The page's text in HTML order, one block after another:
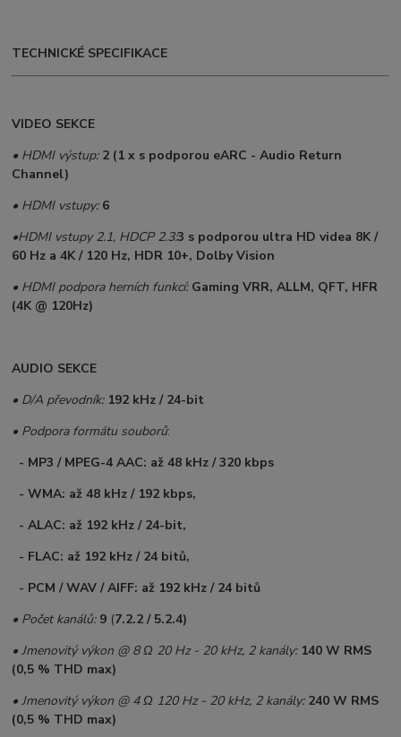
TECHNICKÉ SPECIFIKACE
VIDEO SEKCE
• HDMI výstup: 2 (1 x s podporou eARC - Audio Return
Channel)
• HDMI vstupy:6
•HDMI vstupy 2.1, HDCP 2.3:3 s podporou ultra HD videa 8K /
60 Hz a 4K / 120 Hz, HDR 10+, Dolby Vision
• HDMI podpora herních funkcí: Gaming VRR, ALLM, QFT, HFR
(4K @ 120Hz)
AUDIO SEKCE
• D/A převodník:192 kHz / 24-bit
• Podpora formátu souborů:
- MP3 / MPEG-4 AAC: až 48 kHz / 320 kbps
- WMA: až 48 kHz / 192 kbps,
- ALAC: až 192 kHz / 24-bit,
- FLAC: až 192 kHz / 24 bitů,
- PCM / WAV / AIFF: až 192 kHz / 24 bitů
• Počet kanálů: 9 (7.2.2 / 5.2.4)
• Jmenovitý výkon @ 8 Ω 20 Hz - 20 kHz, 2 kanály:140 W RMS
(0,5 % THD max)
• Jmenovitý výkon @ 4 Ω 120 Hz - 20 kHz, 2 kanály: 240 W RMS
(0,5 % THD max)